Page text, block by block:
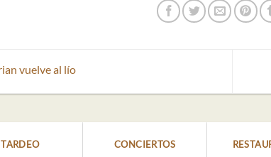
vuelve al lío
TARDEO CONCIERTOS